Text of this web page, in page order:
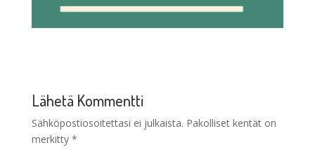
Lähetä Kommentti
Sähköpostiosoitettasi ei julkaista. Pakolliset kentät on
merkitty *